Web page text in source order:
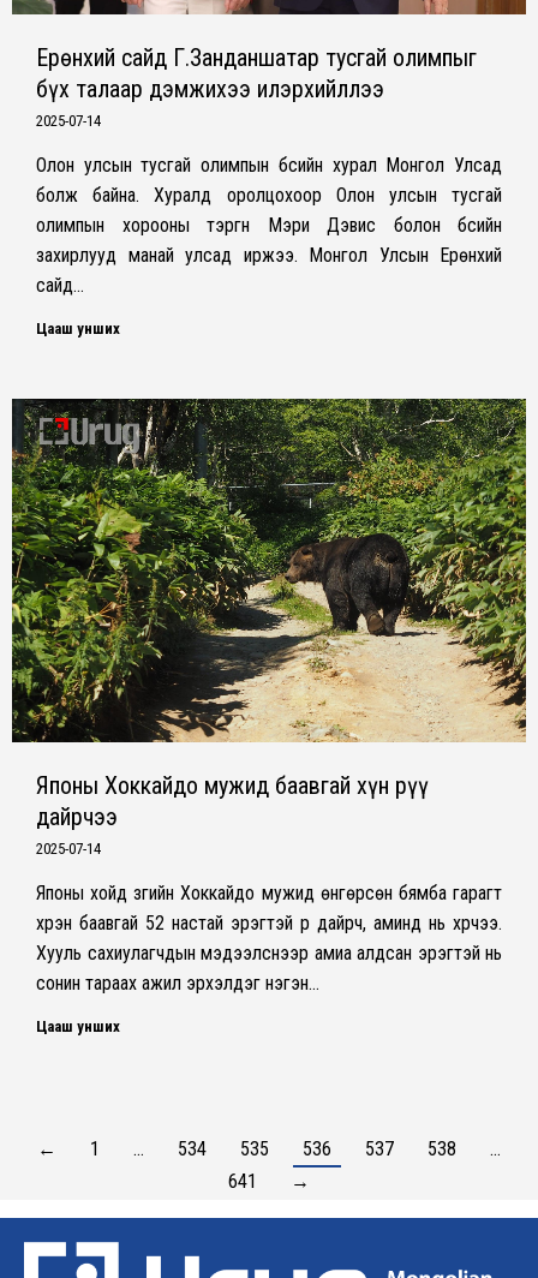
Ерөнхий сайд Г.Занданшатар тусгай олимпыг
бүх талаар дэмжихээ илэрхийллээ
2025-07-14
Олон улсын тусгай олимпын бүсийн хурал Монгол Улсад
болж байна. Хуралд оролцохоор Олон улсын тусгай
олимпын хорооны тэргүүн Мэри Дэвис болон бүсийн
захирлууд манай улсад иржээ. Монгол Улсын Ерөнхий
сайд…
Цааш унших
Японы Хоккайдо мужид баавгай хүн рүү
дайрчээ
2025-07-14
Японы хойд зүгийн Хоккайдо мужид өнгөрсөн бямба гарагт
хүрэн баавгай 52 настай эрэгтэй рүү дайрч, аминд нь хүрчээ.
Хууль сахиулагчдын мэдээлснээр амиа алдсан эрэгтэй нь
сонин тараах ажил эрхэлдэг нэгэн…
Цааш унших
← 1 … 534 535 536 537 538
…
641
→